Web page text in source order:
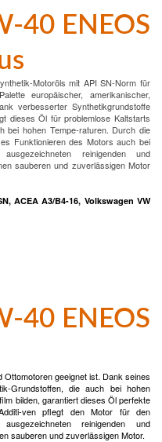
40 ENEOS
Motoröls mit API SN-Norm für
europäischer, amerikanischer,
verbesserter Synthetikgrundstoffe
dieses Öl für problemlose Kaltstarts
bei hohen Tempe-raturen. Durch die
Funktionieren des Motors auch bei
reinigenden und
sauberen und zuverlässigen Motor
ACEA A3/B4-16, Volkswagen VW
40 ENEOS
geeignet ist. Dank seines
Grundstoffen, die auch bei hohen
bilden, garantiert dieses Öl perfekte
ven pflegt den Motor für den
reinigenden und
sauberen und zuverlässigen Motor.